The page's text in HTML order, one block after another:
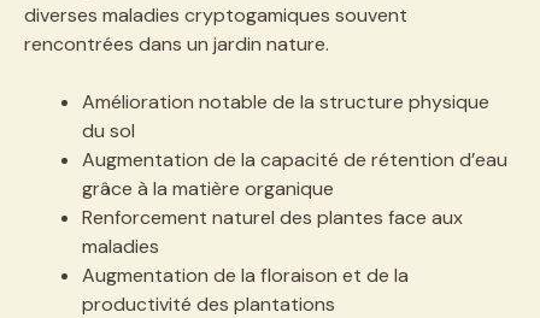
diverses maladies cryptogamiques souvent
rencontrées dans un jardin nature.
Amélioration notable de la structure physique
du sol
Augmentation de la capacité de rétention d’eau
grâce à la matière organique
Renforcement naturel des plantes face aux
maladies
Augmentation de la floraison et de la
productivité des plantations